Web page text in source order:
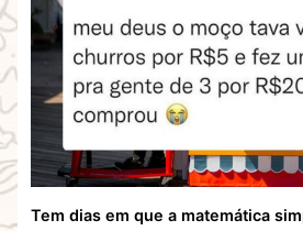
Tem dias em que a matemática